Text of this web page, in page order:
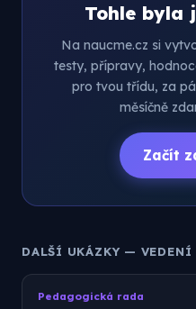
Tohle byla
Na naucme.cz si
testy, přípravy,
pro tvou třídu, za
měsíčně
Začít
DALŠÍ UKÁZKY — VEDENÍ
Pedagogická rada